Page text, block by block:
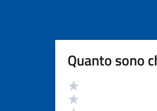
Quanto sono
Valutazione